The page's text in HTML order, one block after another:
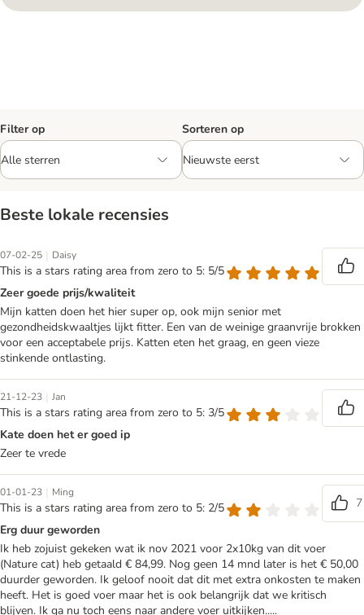
Filter op Sorteren op
Beste lokale recensies
07-02-25 | Daisy
This is a stars rating area from zero to 5: 5/5
Zeer goede prijs/kwaliteit
Mijn katten doen het hier super op, ook mijn senior met
gezondheidskwaaltjes lijkt fitter. Een van de weinige graanvrije brokken
voor een acceptabele prijs. Katten eten het graag, en geen vieze
stinkende ontlasting.
21-12-23 | Jan
This is a stars rating area from zero to 5: 3/5
Kate doen het er goed ip
Zeer te vrede
01-01-23 | Ming
This is a stars rating area from zero to 5: 2/5
7
Erg duur geworden
Ik heb zojuist gekeken wat ik nov 2021 voor 2x10kg van dit voer
(Nature cat) heb getaald € 84,99. Nog geen 14 mnd later is het € 50,00
duurder geworden. Ik geloof nooit dat dit met extra onkosten te maken
heeft. Het is goed voer maar het is ook belangrijk dat we kritisch
blijven. Ik ga nu toch eens naar andere voer uitkijken.....